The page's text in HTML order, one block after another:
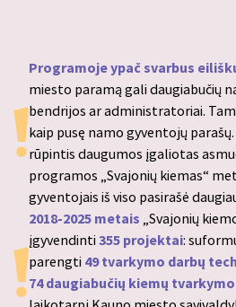
Programoje ypač svarbus
miesto paramą gali daugiabučių
bendrijos ar administratoriai.
kaip pusę namo gyventojų
rūpintis daugumos įgaliotas
programos „Svajonių kiemas“
gyventojais iš viso pasirašė
2018-2025 metais „Svajonių
įgyvendinti 355 projektai:
parengti 49 tvarkymo darbų
74 daugiabučių kiemų